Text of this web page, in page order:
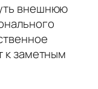
внешнюю
к заметным